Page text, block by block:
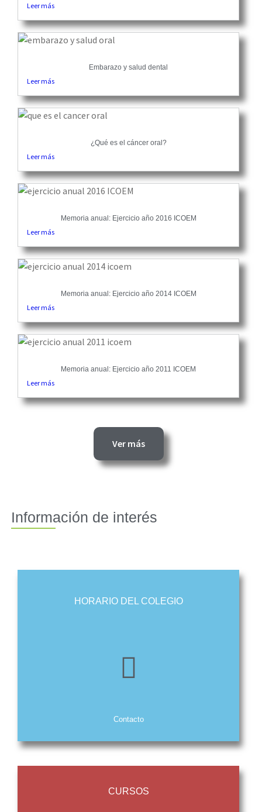
Leer más
Embarazo y salud dental
Leer más
¿Qué es el cáncer oral?
Leer más
Memoria anual: Ejercicio año 2016 ICOEM
Leer más
Memoria anual: Ejercicio año 2014 ICOEM
Leer más
Memoria anual: Ejercicio año 2011 ICOEM
Leer más
Ver más
Información de interés
HORARIO DEL COLEGIO
Contacto
CURSOS